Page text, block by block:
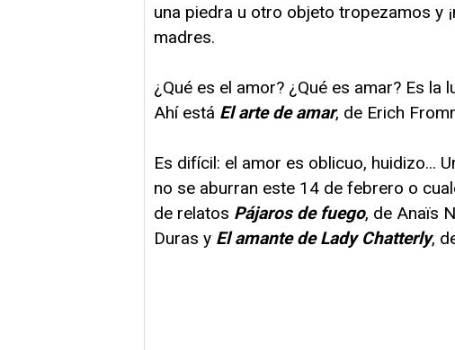
una piedra u otro objeto tropezamos y
madres.
¿Qué es el amor? ¿Qué es amar? Es la
Ahí está El arte de amar, de Erich
Es difícil: el amor es oblicuo, huidizo...
no se aburran este 14 de febrero o
de relatos Pájaros de fuego, de Anaïs
Duras y El amante de Lady Chatterly,